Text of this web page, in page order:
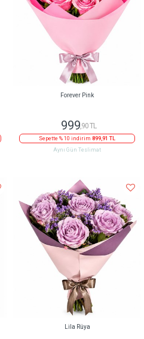
Forever Pink
999,90 TL
Sepette % 10 indirim 899,91 TL
Aynı Gün Teslimat
Lila Rüya